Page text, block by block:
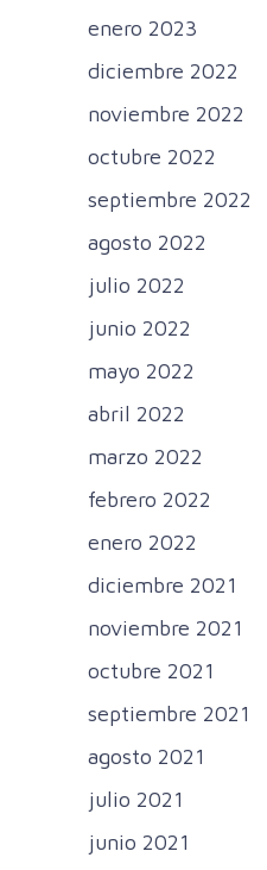
enero 2023
diciembre 2022
noviembre 2022
octubre 2022
septiembre 2022
agosto 2022
julio 2022
junio 2022
mayo 2022
abril 2022
marzo 2022
febrero 2022
enero 2022
diciembre 2021
noviembre 2021
octubre 2021
septiembre 2021
agosto 2021
julio 2021
junio 2021